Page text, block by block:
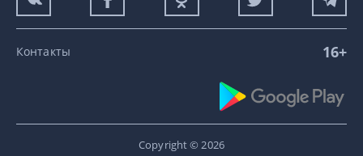
Контакты 16+
Copyright © 2026